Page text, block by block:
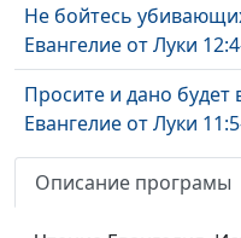
Не бойтесь
Евангелие от Луки
Просите и дано будет
Евангелие от Луки
Исцеление
Евангелие от Луки
Описание програмы